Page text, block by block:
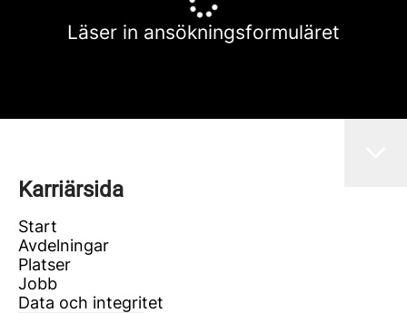
Läser in ansökningsformuläret
Karriärsida
Start
Avdelningar
Platser
Jobb
Data och integritet